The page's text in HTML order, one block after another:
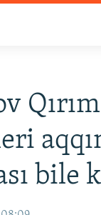
bile